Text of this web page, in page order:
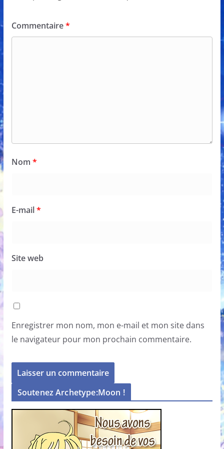
Commentaire*
Nom *
E-mail*
Site web
Enregistrer mon nom, mon e-mail et mon site dans
le navigateur pour mon prochain commentaire.
Soutenez Archetype:Moon !